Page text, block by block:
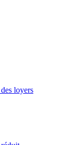
loyers